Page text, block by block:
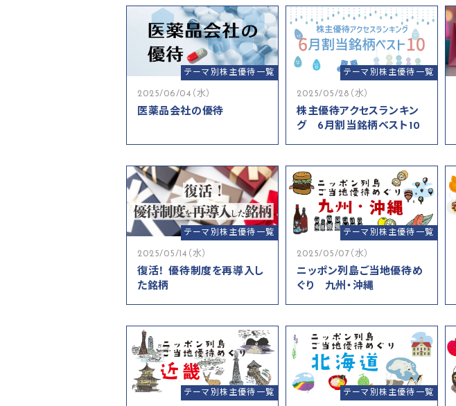
テーマ別株主優待一覧
2025/06/04（水）
医薬品会社の優待
テーマ別株主優待一覧
2025/05/28（水）
株主優待アクセスランキン
グ 6月割当銘柄ベスト10
テーマ別株主優待一覧
2025/05/14（水）
復活！ 優待制度を再導入し
た銘柄
テーマ別株主優待一覧
2025/05/07（水）
ニッポン列島ご当地優待め
ぐり 九州・沖縄
テーマ別株主優待一覧 テーマ別株主優待一覧